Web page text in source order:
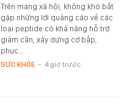
Trên mạng xã hội, không khó bắt
gặp những lời quảng cáo về các
loại peptide có khả năng hỗ trợ
giảm cân, xây dựng cơ bắp,
phục…
SỨC KHỎE - 4 giờ trước